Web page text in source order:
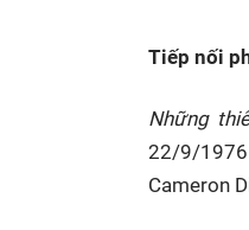
Tiếp nối
Những
22/9/1976
Cameron